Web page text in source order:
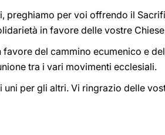
preghiamo per voi offrendo il
in favore delle vostre
del cammino ecumenico e
tra i vari movimenti ecclesiali.
per gli altri. Vi ringrazio delle